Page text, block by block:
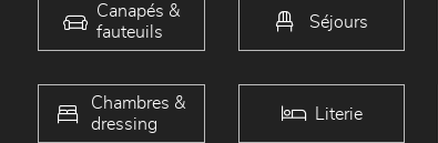
Canapés &
fauteuils
Séjours
Chambres &
dressing
Literie